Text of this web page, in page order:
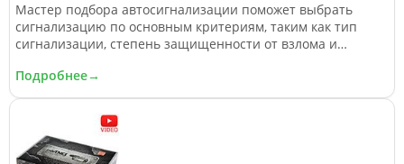
Мастер подбора автосигнализации поможет выбрать
сигнализацию по основным критериям, таким как тип
сигнализации, степень защищенности от взлома и
и прочее).
Подробнее→